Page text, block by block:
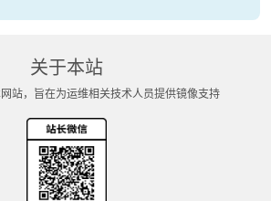
关于本站
站，旨在为运维相关技术人员提供镜像支持